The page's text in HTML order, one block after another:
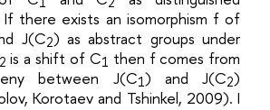
If there exists an isomorphism f of
J(C2) as abstract groups under
2 is a shift of C1 then f comes from
between J(C1) and J(C2)
Korotaev and Tshinkel, 2009). I